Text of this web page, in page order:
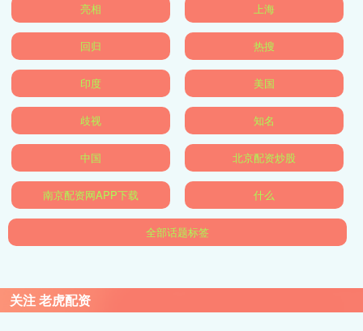
亮相 上海
回归 热搜
印度 美国
歧视 知名
中国 北京配资炒股
南京配资网APP下载 什么
全部话题标签
关注 老虎配资